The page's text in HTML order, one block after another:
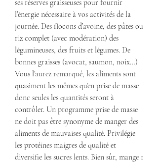
ses réserves graisseuses pour fournir
l’énergie nécessaire à vos activités de la
journée. Des flocons d’avoine, des pâtes ou
riz complet (avec modération) des
légumineuses, des fruits et légumes. De
bonnes graisses (avocat, saumon, noix…)
Vous l’aurez remarqué, les aliments sont
quasiment les mêmes qu’en prise de masse
donc seules les quantités seront à
contrôler. Un programme prise de masse
ne doit pas être synonyme de manger des
aliments de mauvaises qualité. Privilégie
les protéines maigres de qualité et
diversifie les sucres lents. Bien sûr, mange 1